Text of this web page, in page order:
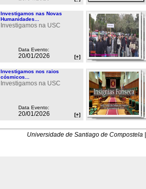
Investigamos nas Novas
Humanidades...
Investigamos na USC
Data Evento:
20/01/2026 [+]
Investigamos nos raios
cósmicos...
Investigamos na USC
Data Evento:
20/01/2026 [+]
Universidade de Santiago de